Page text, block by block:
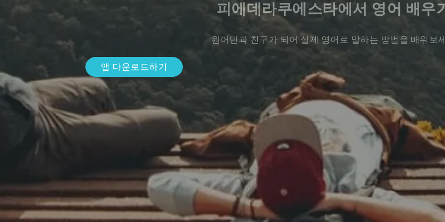
피에데라쿠에스타에서 영어 배우
원어민과 친구가 되어 실제 영어로 말하는 방법을 배워보
앱 다운로드하기